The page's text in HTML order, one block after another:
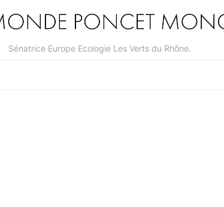
Sénatrice Europe Ecologie Les Verts du Rhône.